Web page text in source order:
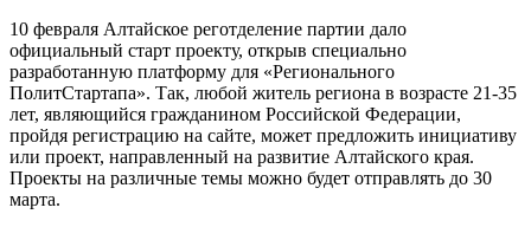
10 февраля Алтайское реготделение партии дало
официальный старт проекту, открыв специально
разработанную платформу для «Регионального
ПолитСтартапа». Так, любой житель региона в возрасте 21-35
лет, являющийся гражданином Российской Федерации,
пройдя регистрацию на сайте, может предложить инициативу
или проект, направленный на развитие Алтайского края.
Проекты на различные темы можно будет отправлять до 30
марта.